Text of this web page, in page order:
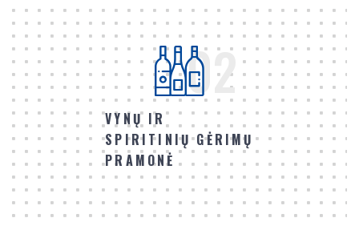
02
VYNŲ IR
SPIRITINIŲ GĖRIMŲ
PRAMONĖ